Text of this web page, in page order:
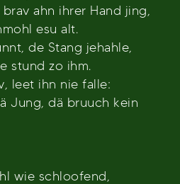
ahn ihrer Hand jing,
esu alt.
de Stang jehahle,
stund zo ihm.
leet ihn nie falle:
Jung, dä bruuch kein
wie schloofend,